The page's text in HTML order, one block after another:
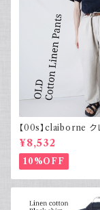
【00s】claiborne ク
リネンコットンパンツ
¥8,532
10%OFF